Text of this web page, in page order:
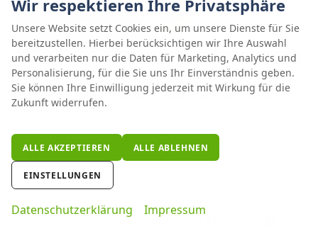
ab 354,– € mtl.
Volkswagen Caddy
Automatik
Mojavebeige Metallic
Leistung 90 kW (122 PS)
01.04.2026
34.690,– €
Wir respektieren Ihre Privatsphäre
Unsere Website setzt Cookies ein, um unsere Dienste für Sie
bereitzustellen. Hierbei berücksichtigen wir Ihre Auswahl
und verarbeiten nur die Daten für Marketing, Analytics und
Personalisierung, für die Sie uns Ihr Einverständnis geben.
Sie können Ihre Einwilligung jederzeit mit Wirkung für die
Zukunft widerrufen.
ALLE AKZEPTIEREN ALLE ABLEHNEN
EINSTELLUNGEN
Datenschutzerklärung Impressum